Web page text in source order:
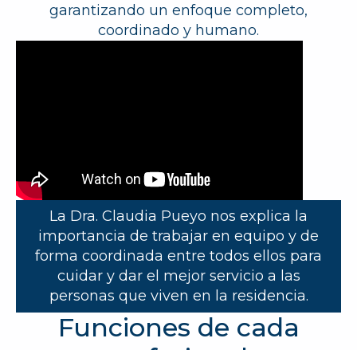
garantizando un enfoque completo,
coordinado y humano.
La Dra. Claudia Pueyo nos explica la
importancia de trabajar en equipo y de
forma coordinada entre todos ellos para
cuidar y dar el mejor servicio a las
personas que viven en la residencia.
Funciones de cada